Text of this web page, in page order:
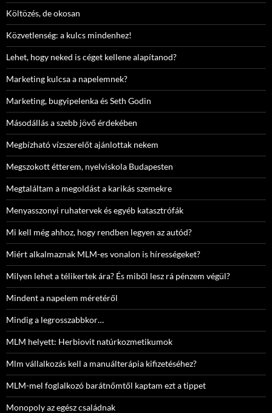
Költözés, de okosan
Közvetlenség: a kulcs mindenhez!
Lehet, hogy neked is céget kellene alapítanod?
Marketing kulcsa a napelemnek?
Marketing, bugyipelenka és Seth Godin
Másodállás a szebb jövő érdekében
Megbízható vízszerelőt ajánlottak nekem
Megszokott étterem, nyelviskola Budapesten
Megtaláltam a megoldást a karikás szemekre
Menyasszonyi ruhatervek és egyéb katasztrófák
Mi kell még ahhoz, hogy rendben legyen az autód?
Miért alkalmaznak MLM-es vonalon is hírességeket?
Milyen lehet a télikertek ára? És miből lesz rá pénzem végül?
Mindent a napelem méretéről
Mindig a legrosszabbkor…
MLM helyett: Herbiovit natúrkozmetikumok
Mlm vállalkozás kell a manuálterápia kifizetéséhez?
MLM-mel foglalkozó barátnőmtől kaptam ezt a tippet
Monopoly az egész családnak